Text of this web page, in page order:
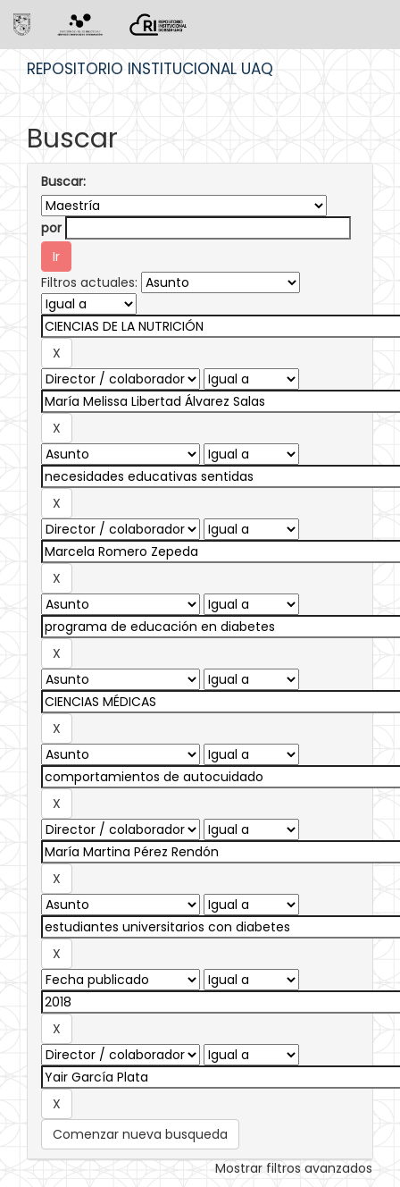
REPOSITORIO INSTITUCIONAL UAQ
Buscar
Buscar:
por
Filtros actuales:
Comenzar nueva busqueda
Mostrar filtros avanzados